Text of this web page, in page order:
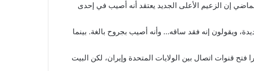
إن الزعيم الأعلى الجديد يعتقد أنه ​أصيب في إحدى
ويقولون إنه فقد ساقه… وأنه أصيب بجروح بالغة. بينما
قنوات اتصال بين الولايات المتحدة وإيران، لكن البيت